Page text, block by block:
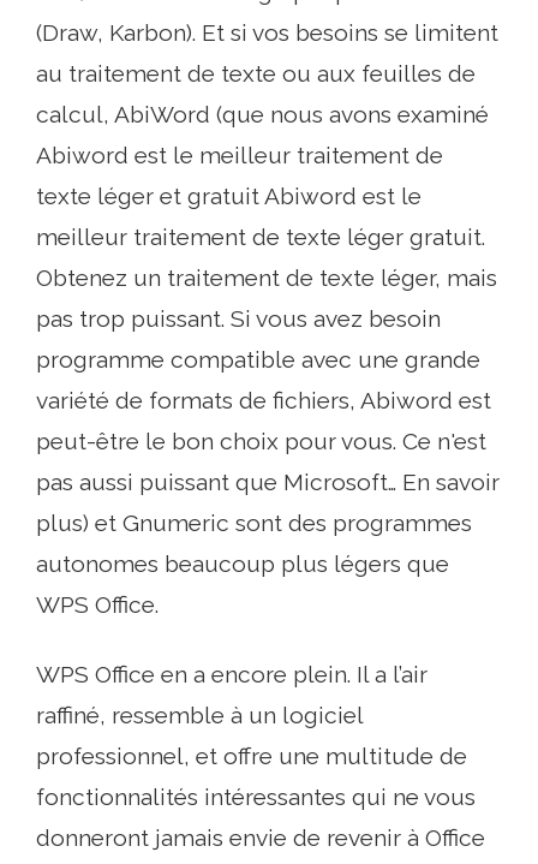
(Draw, Karbon). Et si vos besoins se limitent
au traitement de texte ou aux feuilles de
calcul, AbiWord (que nous avons examiné
Abiword est le meilleur traitement de
texte léger et gratuit Abiword est le
meilleur traitement de texte léger gratuit.
Obtenez un traitement de texte léger, mais
pas trop puissant. Si vous avez besoin
programme compatible avec une grande
variété de formats de fichiers, Abiword est
peut-être le bon choix pour vous. Ce n'est
pas aussi puissant que Microsoft… En savoir
plus) et Gnumeric sont des programmes
autonomes beaucoup plus légers que
WPS Office.
WPS Office en a encore plein. Il a l’air
raffiné, ressemble à un logiciel
professionnel, et offre une multitude de
fonctionnalités intéressantes qui ne vous
donneront jamais envie de revenir à Office